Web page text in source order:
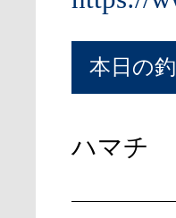
本日の
ハマチ